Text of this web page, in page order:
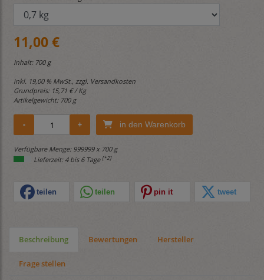
11,00 €
Inhalt: 700 g
inkl. 19,00 % MwSt., zzgl. Versandkosten
Grundpreis: 15,71 € / Kg
Artikelgewicht: 700 g
in den Warenkorb
Verfügbare Menge: 999999 x 700 g
Lieferzeit: 4 bis 6 Tage [*2]
teilen teilen pin it tweet
Beschreibung Bewertungen Hersteller
Frage stellen